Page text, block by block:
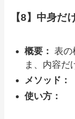
【8】中身だ
概要： 表の
ま、内容だ
メソッド：
使い方：